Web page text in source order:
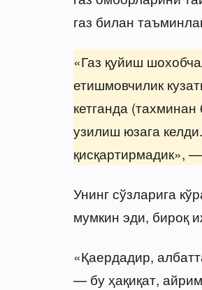
газ билан
«Газ қуйиш
етишмовчилик
кетганда
узилиш юзага
қисқартирмадик»,
Унинг сўзларига
мумкин эди, бироқ
«Қаердадир,
— бу ҳақиқат,